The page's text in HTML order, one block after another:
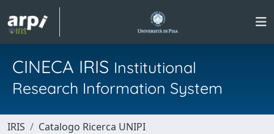
CINECA IRIS Institutional
Research Information System
IRIS
Catalogo Ricerca UNIPI